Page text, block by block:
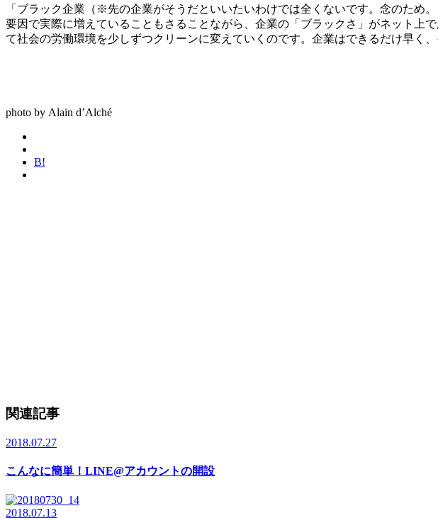
「ブラック企業（※先の企業がそうだといいたいわけでは全くないです。念のため
要因で実際に増えていることもさることながら、企業の「ブラックさ」がネット上
て社会の労働環境を少しずつクリーンに変えていくのです。企業はできるだけ早く
photo by Alain d’Alché
B!
関連記事
2018.07.27
こんなに簡単！LINE@アカウントの開設
2018.07.13